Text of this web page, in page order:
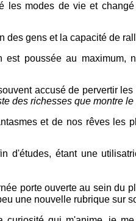
les modes de vie et
gens et la capacité de
poussée au maximum,
accusé de pervertir
des richesses que montre
et de nos rêves les
étant une
porte ouverte au sein du
une nouvelle rubrique sur